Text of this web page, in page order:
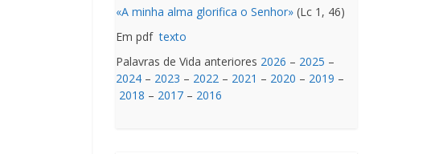
«A minha alma glorifica o Senhor» (Lc 1, 46)
Em pdftexto
Palavras de Vida anteriores 2026 – 2025 –
2024 – 2023 – 2022 – 2021 – 2020 – 2019 –
2018 – 2017 – 2016